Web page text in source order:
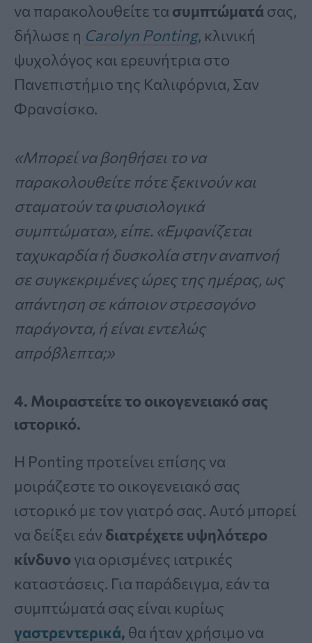
να παρακολουθείτε τα συμπτώματά σας,
δήλωσε η Carolyn Ponting, κλινική
ψυχολόγος και ερευνήτρια στο
Πανεπιστήμιο της Καλιφόρνια, Σαν
Φρανσίσκο.
«Μπορεί να βοηθήσει το να
παρακολουθείτε πότε ξεκινούν και
σταματούν τα φυσιολογικά
συμπτώματα», είπε. «Εμφανίζεται
ταχυκαρδία ή δυσκολία στην αναπνοή
σε συγκεκριμένες ώρες της ημέρας, ως
απάντηση σε κάποιον στρεσογόνο
παράγοντα, ή είναι εντελώς
απρόβλεπτα;»
4. Μοιραστείτε το οικογενειακό σας
ιστορικό.
Η Ponting προτείνει επίσης να
μοιράζεστε το οικογενειακό σας
ιστορικό με τον γιατρό σας. Αυτό μπορεί
να δείξει εάν διατρέχετε υψηλότερο
κίνδυνο για ορισμένες ιατρικές
καταστάσεις. Για παράδειγμα, εάν τα
συμπτώματά σας είναι κυρίως
γαστρεντερικά, θα ήταν χρήσιμο να